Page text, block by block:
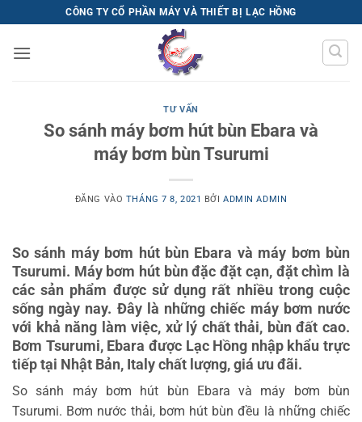
qua
nội
CÔNG TY CỔ PHẦN MÁY VÀ THIẾT BỊ LẠC HỒNG
TƯ VẤN
So sánh máy bơm hút bùn Ebara và
máy bơm bùn Tsurumi
ĐĂNG VÀO THÁNG 7 8, 2021 BỞIADMIN ADMIN
So sánh máy bơm hút bùn Ebara và máy bơm bùn
Tsurumi. Máy bơm hút bùn đặc đặt cạn, đặt chìm là
các sản phẩm được sử dụng rất nhiều trong cuộc
sống ngày nay. Đây là những chiếc máy bơm nước
với khả năng làm việc, xử lý chất thải, bùn đất cao.
Bơm Tsurumi, Ebara được Lạc Hồng nhập khẩu trực
tiếp tại Nhật Bản, Italy chất lượng, giá ưu đãi.
So sánh máy bơm hút bùn Ebara và máy bơm bùn
Tsurumi. Bơm nước thải, bơm hút bùn đều là những chiếc